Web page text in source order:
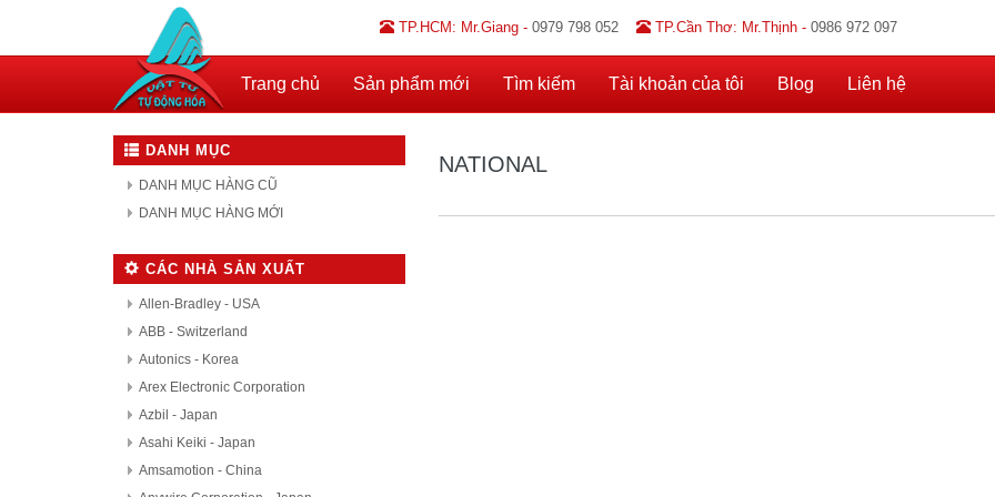
TP.HCM: Mr.Giang - 0979 798 052 TP.Cần Thơ: Mr.Thịnh - 0986 972 097
Trang chủ Sản phẩm mới Tìm kiếm Tài khoản của tôi Blog Liên hệ
DANH MỤC
DANH MỤC HÀNG CŨ
DANH MỤC HÀNG MỚI
CÁC NHÀ SẢN XUẤT
Allen-Bradley - USA
ABB - Switzerland
Autonics - Korea
Arex Electronic Corporation
Azbil - Japan
Asahi Keiki - Japan
Amsamotion - China
NATIONAL